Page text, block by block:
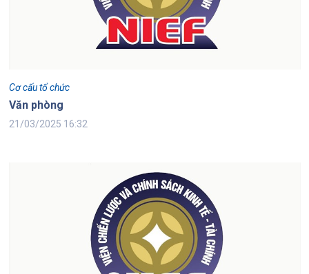
Cơ cấu tổ chức
Văn phòng
21/03/2025 16:32